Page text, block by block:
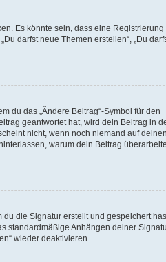
Es könnte sein, dass eine Registrierung
darfst neue Themen erstellen“, „Du
du das „Ändere Beitrag“-Symbol für den
geantwortet hat, wird dein Beitrag in
nicht, wenn noch niemand auf
warum dein Beitrag
die Signatur erstellt und gespeichert
standardmäßige Anhängen deiner
wieder deaktivieren.